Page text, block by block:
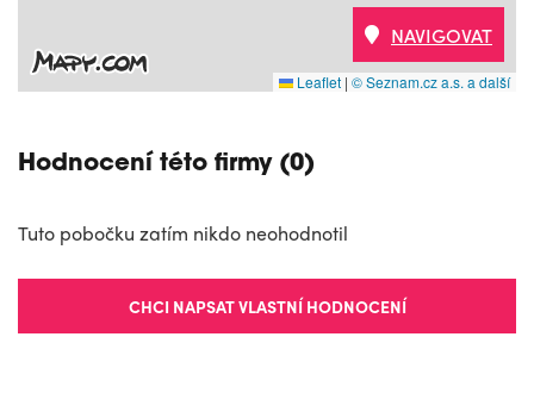
Leaflet | © Seznam.cz a.s. a další
NAVIGOVAT
Hodnocení této firmy (0)
Tuto pobočku zatím nikdo neohodnotil
CHCI NAPSAT VLASTNÍ HODNOCENÍ